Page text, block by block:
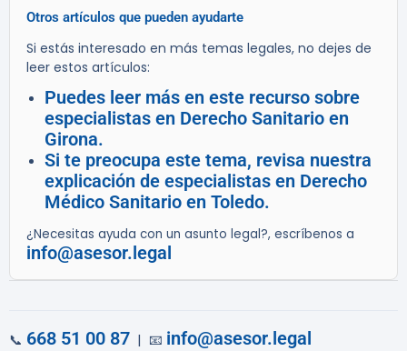
Otros artículos que pueden ayudarte
Si estás interesado en más temas legales, no dejes de
leer estos artículos:
Puedes leer más en este recurso sobre
especialistas en Derecho Sanitario en
Girona.
Si te preocupa este tema, revisa nuestra
explicación de especialistas en Derecho
Médico Sanitario en Toledo.
¿Necesitas ayuda con un asunto legal?, escríbenos a
info@asesor.legal
📞 668 51 00 87 | 📧 info@asesor.legal